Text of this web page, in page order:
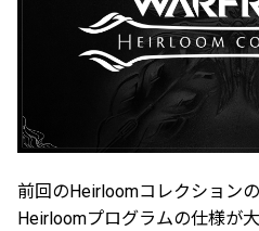
前回のHeirloomコレクション
Heirloomプログラムの仕様が